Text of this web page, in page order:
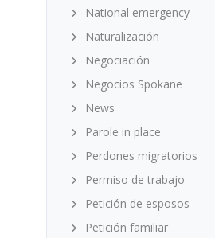
National emergency
Naturalización
Negociación
Negocios Spokane
News
Parole in place
Perdones migratorios
Permiso de trabajo
Petición de esposos
Petición familiar